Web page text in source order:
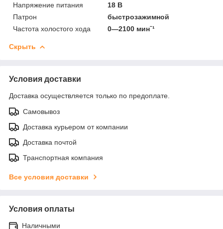
Напряжение питания
18 В
Патрон
быстрозажимной
Частота холостого хода
0—2100 минˉ¹
Скрыть
Условия доставки
Доставка осуществляется только по предоплате.
Самовывоз
Доставка курьером от компании
Доставка почтой
Транспортная компания
Все условия доставки
Условия оплаты
Наличными